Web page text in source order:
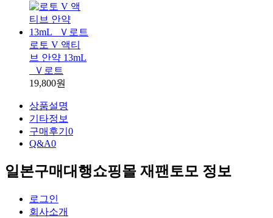
로토 V 액티
브 안약 13mL
_Ｖ로트
19,800원
상품설명
기타정보
구매후기 0
Q&A0
일본구매대행쇼핑몰 재팬토모 정보
로그인
회사소개